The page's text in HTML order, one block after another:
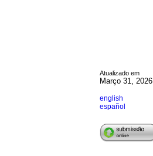
Atualizado em
Março 31, 2026
english
español